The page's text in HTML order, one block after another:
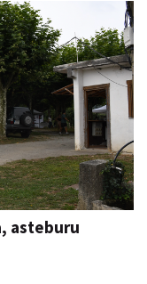
asteburu